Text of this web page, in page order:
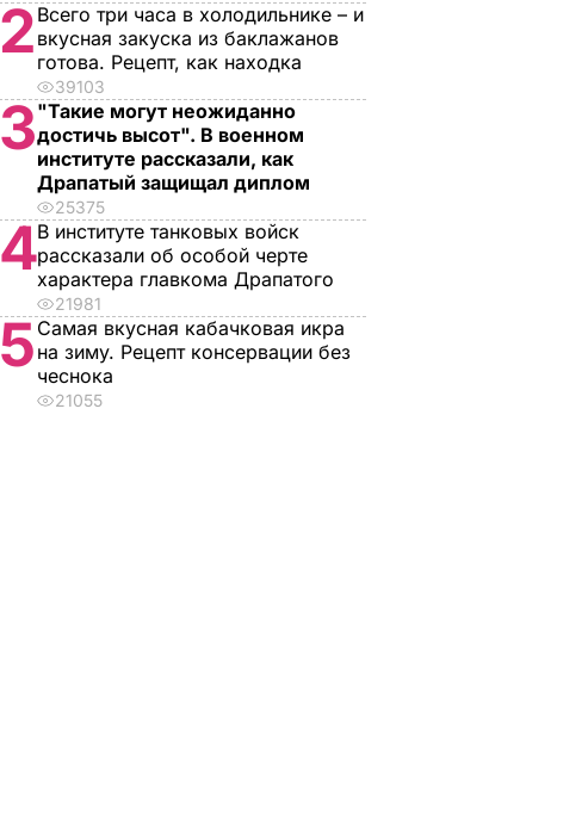
2 Всего три часа в холодильнике – и
вкусная закуска из баклажанов
готова. Рецепт, как находка
39103
3"Такие могут неожиданно
достичь высот". В военном
институте рассказали, как
Драпатый защищал диплом
25375
4В институте танковых войск
рассказали об особой черте
характера главкома Драпатого
21981
5 Самая вкусная кабачковая икра
на зиму. Рецепт консервации без
чеснока
21055